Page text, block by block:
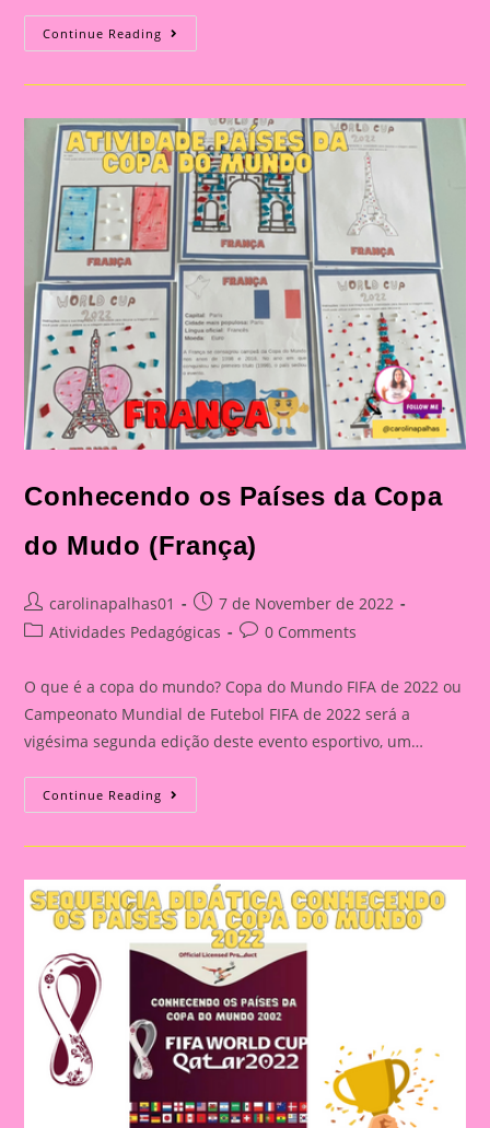
Continue Reading Conhecendo
Os
Da
Mundo
(Brasil
–
Parte
1)
Conhecendo os Países da Copa
do Mudo (França)
Post
author:
carolinapalhas01
Post
published:
7 de November de 2022
PostAtividades Pedagógicas
Post0 Comments
O que é a copa do mundo? Copa do Mundo FIFA de 2022 ou
Campeonato Mundial de Futebol FIFA de 2022 será a
vigésima segunda edição deste evento esportivo, um…
Continue Reading Conhecendo
Os
Da
Mudo
(França)